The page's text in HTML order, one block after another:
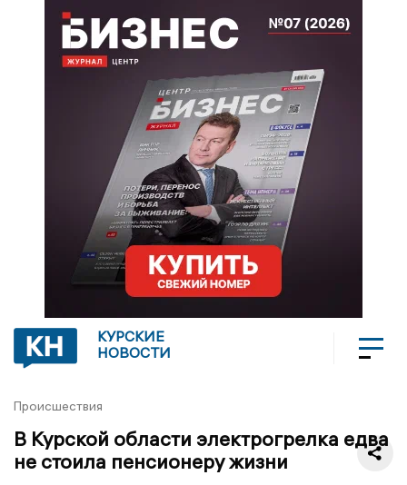
КУРСКИЕ
НОВОСТИ
Происшествия
В Курской области электрогрелка едва
не стоила пенсионеру жизни